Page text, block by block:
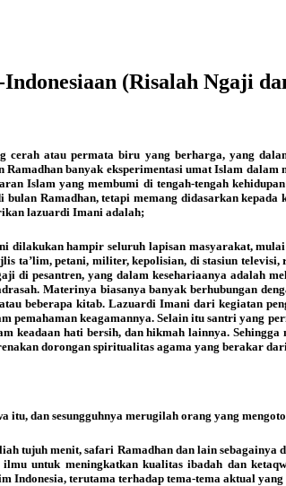
(Risalah Ngaji
atau permata biru yang berharga, yang
Ramadhan banyak eksperimentasi umat Islam
Islam yang membumi di tengah-tengah
Ramadhan, tetapi memang didasarkan
lazuardi Imani adalah;
hampir seluruh lapisan masyarakat,
ta’lim, petani, militer, kepolisian, di stasiun
di pesantren, yang dalam kesehariaanya adalah
Materinya biasanya banyak berhubungan
atau beberapa kitab. Lazuardi Imani dari kegiatan
pemahaman keagamannya. Selain itu santri yang
keadaan hati bersih, dan hikmah lainnya.
dorongan spiritualitas agama yang berakar
itu, dan sesungguhnya merugilah orang yang
tujuh menit, safari Ramadhan dan lain
untuk meningkatkan kualitas ibadah dan
Indonesia, terutama terhadap tema-tema aktual